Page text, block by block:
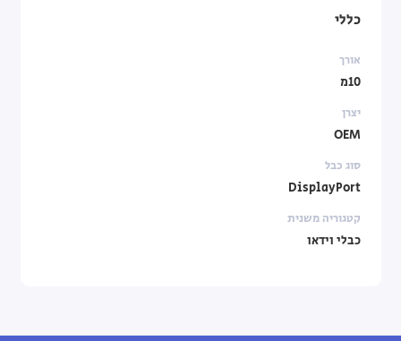
כללי
אורך
10מ
יצרן
OEM
סוג כבל
DisplayPort
קטגוריה משנית
כבלי וידאו